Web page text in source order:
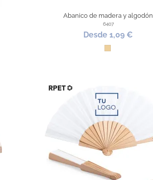
Abanico de madera y algodón
6407
Desde 1,09 €
Madera